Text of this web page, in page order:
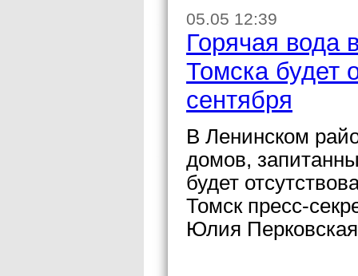
05.05 12:39
Горячая вода
Томска будет
сентября
В Ленинском
домов,
будет
Томск пресс-
Юлия